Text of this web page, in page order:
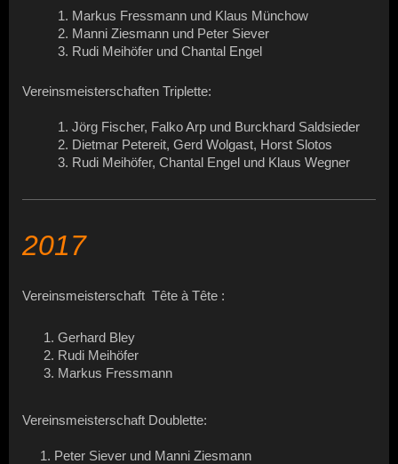
1. Markus Fressmann und Klaus Münchow
2. Manni Ziesmann und Peter Siever
3. Rudi Meihöfer und Chantal Engel
Vereinsmeisterschaften Triplette:
1. Jörg Fischer, Falko Arp und Burckhard Saldsieder
2. Dietmar Petereit, Gerd Wolgast, Horst Slotos
3. Rudi Meihöfer, Chantal Engel und Klaus Wegner
2017
Vereinsmeisterschaft Tête à Tête :
Gerhard Bley
Rudi Meihöfer
Markus Fressmann
Vereinsmeisterschaft Doublette:
1. Peter Siever und Manni Ziesmann